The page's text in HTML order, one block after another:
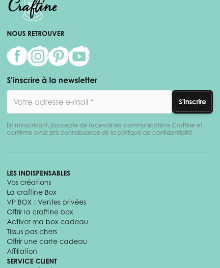
NOUS RETROUVER
S'inscrire à la newsletter
S'inscrire
En m'inscrivant, j'accepte de recevoir les communications Craftine et
confirme avoir pris connaissance de la politique de confidentialité
LES INDISPENSABLES
Vos créations
La craftine Box
VP BOX : Ventes privées
Offrir la craftine box
Activer ma box cadeau
Tissus pas chers
Offrir une carte cadeau
Affiliation
SERVICE CLIENT